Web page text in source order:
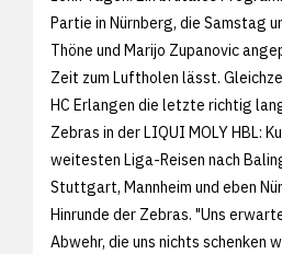
Partie in Nürnberg, die Samstag
Thöne und Marijo Zupanovic
Zeit zum Luftholen lässt.
HC Erlangen die letzte richtig
Zebras in der LIQUI MOLY HBL:
weitesten Liga-Reisen nach
Stuttgart, Mannheim und eben
Hinrunde der Zebras. "Uns
Abwehr, die uns nichts schenken